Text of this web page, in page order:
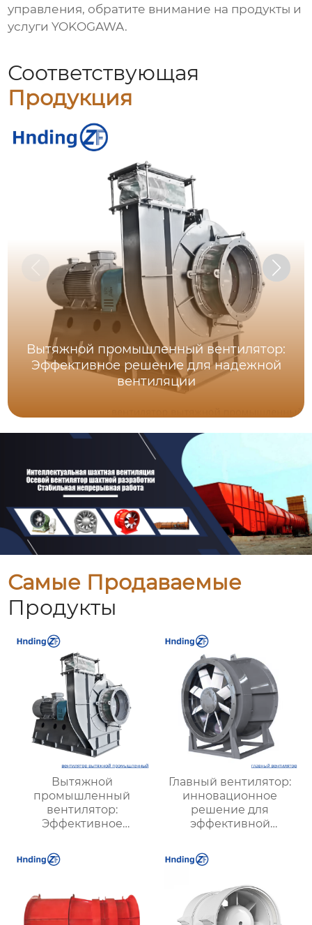
управления, обратите внимание на продукты и
услугиYOKOGAWA.
Соответствующая
Продукция
Вытяжной промышленный вентилятор:
Эффективное решение для надежной
вентиляции
Самые Продаваемые
Продукты
Вытяжной
промышленный
вентилятор:
Эффективное
надежной вентиляции
Главный вентилятор:
инновационное
решение для
эффективной
оптимизации работы